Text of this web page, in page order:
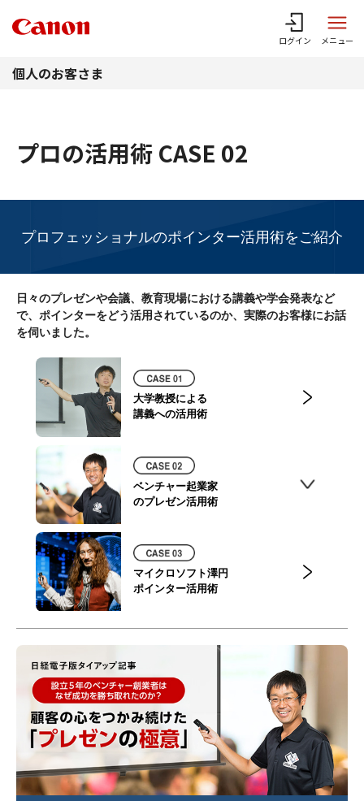
ログイン メニュー
個人のお客さま
プロの活用術 CASE 02
プロフェッショナルのポインター活用術をご紹介
日々のプレゼンや会議、教育現場における講義や学会発表など
で、 ポインターをどう活用されているのか、実際のお客様にお話
を伺いました。
大学教授による
講義への活用術
ベンチャー起業家
のプレゼン活用術
マイクロソフト澤円
ポインター活用術